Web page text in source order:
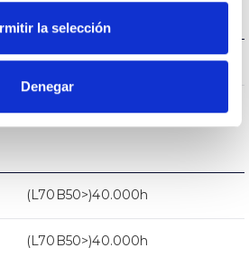
la selección
Denegar
1311lm
(L70B50>)40.000h
(L70B50>)40.000h